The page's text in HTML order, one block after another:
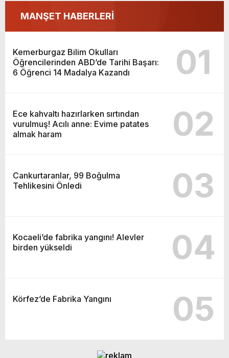
MANŞET HABERLERİ
Kemerburgaz Bilim Okulları
Öğrencilerinden ABD’de Tarihi Başarı:
6 Öğrenci 14 Madalya Kazandı
01
Ece kahvaltı hazırlarken sırtından
vurulmuş! Acılı anne: Evime patates
almak haram
02
Cankurtaranlar, 99 Boğulma
Tehlikesini Önledi
03
Kocaeli’de fabrika yangını! Alevler
birden yükseldi
04
Körfez’de Fabrika Yangını 05